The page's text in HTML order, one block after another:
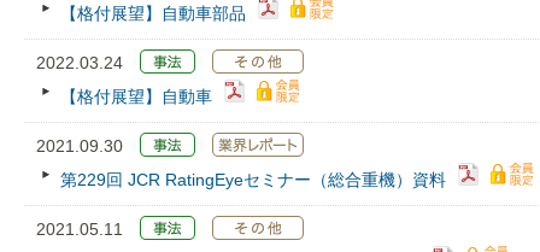
【格付展望】自動車部品
2022.03.24
【格付展望】自動車
2021.09.30
第229回 JCR RatingEyeセミナー（総合重機）資料
2021.05.11